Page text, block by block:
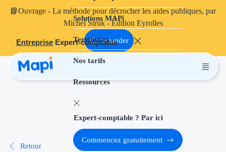
📘Ouvrage - La méthode pour décrocher les aides publiques, par
Michel Struk - Édition Eyrolles
Commander
Entreprise Expert-comptable
Solutions MAPi
Territoires
Nos tarifs
Ressources
Projets finançables
Aides à
Aides
Thématiques
Expert-comptable ? Par ici
Commencez gratuitement
Retour